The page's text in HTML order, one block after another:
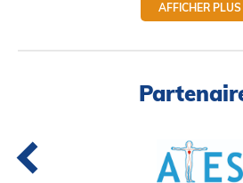
AFFICHER PLUS